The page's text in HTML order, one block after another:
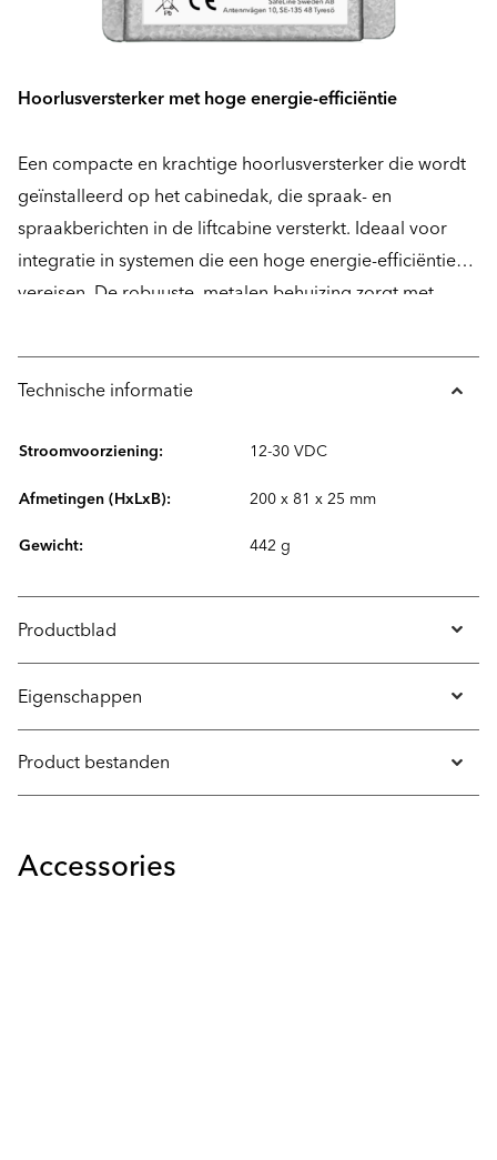
Hoorlusversterker met hoge energie-efficiëntie
Een compacte en krachtige hoorlusversterker die wordt
geïnstalleerd op het cabinedak, die spraak- en
spraakberichten in de liftcabine versterkt. Ideaal voor
integratie in systemen die een hoge energie-efficiëntie
vereisen. De robuuste, metalen behuizing zorgt met
cabinedak. Deze is voorzien van een schroefconnector
met een verwijderbare kop voor gemakkelijk aansluiten.
Technische informatie
Stroomvoorziening: 12-30 VDC
Afmetingen (HxLxB): 200 x 81 x 25 mm
Gewicht: 442 g
Productblad
Eigenschappen
Product bestanden
Accessories